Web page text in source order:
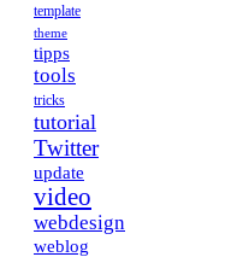
template
theme
tipps
tools
tricks
tutorial
Twitter
update
video
webdesign
weblog